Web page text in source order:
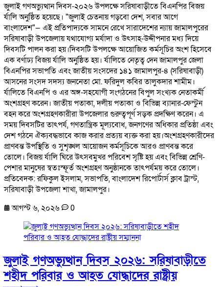
জুলাই গণঅভ্যুত্থান দিবস-২০২৬ উপলক্ষে সরিষাবাড়ীতে বিএনপির বিজয়
র্যালি অনুষ্ঠিত হয়েছে। "জুলাই চেতনায় গড়বো দেশ, সবার আগে
বাংলাদেশ"— এই প্রতিপাদ্যকে সামনে রেখে সারাদেশের ন্যায় জামালপুরের
সরিষাবাড়ী উপজেলায় যথাযোগ্য মর্যাদা ও উৎসাহ-উদ্দীপনার মধ্য দিয়ে
দিবসটি পালন করা হয়।দিবসটি উপলক্ষে আয়োজিত কর্মসূচির অংশ হিসেবে
এক বর্ণাঢ্য বিজয় র্যালি অনুষ্ঠিত হয়। র্যালিতে নেতৃত্ব দেন জামালপুর জেলা
বিএনপির সভাপতি এবং জাতীয় সংসদের ১৪১ জামালপুর-৪ (সরিষাবাড়ী)
আসনের সংসদ সদস্য জননেতা মো. ফরিদুল কবির তালুকদার শামীম।
র্যালিতে বিএনপি ও এর অঙ্গ-সহযোগী সংগঠনের বিপুল সংখ্যক নেতাকর্মী
অংশগ্রহণ করেন। জাতীয় পতাকা, দলীয় পতাকা ও বিভিন্ন ব্যানার-ফেস্টুন
বহন করে অংশগ্রহণকারীরা উপজেলার গুরুত্বপূর্ণ সড়ক প্রদক্ষিণ করেন। এ
সময় দিবসটির তাৎপর্য, গণতান্ত্রিক মূল্যবোধ, জনগণের অধিকার প্রতিষ্ঠা এবং
দেশ গঠনে ঐক্যবদ্ধভাবে কাজ করার প্রত্যয় ব্যক্ত করা হয়।অংশগ্রহণকারীদের
প্রাণবন্ত উপস্থিতি ও সুশৃঙ্খল আয়োজন কর্মসূচিকে আরও প্রাণবন্ত করে
তোলে। বিজয় র্যালি ঘিরে উৎসবমুখর পরিবেশ সৃষ্টি হয় এবং বিভিন্ন শ্রেণি-
পেশার মানুষের স্বতঃস্ফূর্ত অংশগ্রহণ অনুষ্ঠানকে তাৎপর্যময় করে তোলে।
প্রতিবেদক: রফিকুল ইসলাম, সভাপতি, বাংলাদেশ রিপোর্টার্স ক্লাব ট্রাস্ট,
সরিষাবাড়ী উপজেলা শাখা, জামালপুর।
আগস্ট ৬, ২০২৬
0
জুলাই গণঅভ্যুত্থান দিবস ২০২৬: সরিষাবাড়ীতে
শহীদ পরিবার ও আহত যোদ্ধাদের রাষ্ট্রীয়